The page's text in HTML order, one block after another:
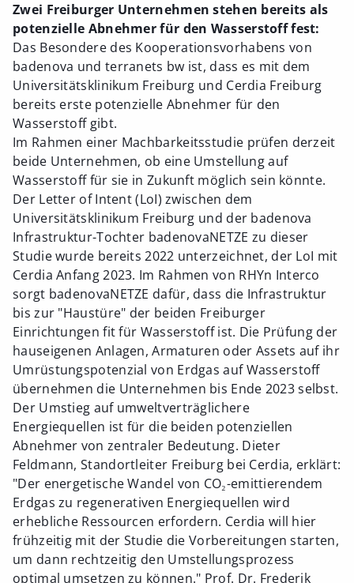
Zwei Freiburger Unternehmen stehen bereits als
potenzielle Abnehmer für den Wasserstoff fest:
Das Besondere des Kooperationsvorhabens von
badenova und terranets bw ist, dass es mit dem
Universitätsklinikum Freiburg und Cerdia Freiburg
bereits erste potenzielle Abnehmer für den
Wasserstoff gibt.
Im Rahmen einer Machbarkeitsstudie prüfen derzeit
beide Unternehmen, ob eine Umstellung auf
Wasserstoff für sie in Zukunft möglich sein könnte.
Der Letter of Intent (LoI) zwischen dem
Universitätsklinikum Freiburg und der badenova
Infrastruktur-Tochter badenovaNETZE zu dieser
Studie wurde bereits 2022 unterzeichnet, der LoI mit
Cerdia Anfang 2023. Im Rahmen von RHYn Interco
sorgt badenovaNETZE dafür, dass die Infrastruktur
bis zur "Haustüre" der beiden Freiburger
Einrichtungen fit für Wasserstoff ist. Die Prüfung der
hauseigenen Anlagen, Armaturen oder Assets auf ihr
Umrüstungspotenzial von Erdgas auf Wasserstoff
übernehmen die Unternehmen bis Ende 2023 selbst.
Der Umstieg auf umweltverträglichere
Energiequellen ist für die beiden potenziellen
Abnehmer von zentraler Bedeutung. Dieter
Feldmann, Standortleiter Freiburg bei Cerdia, erklärt:
"Der energetische Wandel von CO₂-emittierendem
Erdgas zu regenerativen Energiequellen wird
erhebliche Ressourcen erfordern. Cerdia will hier
frühzeitig mit der Studie die Vorbereitungen starten,
um dann rechtzeitig den Umstellungsprozess
optimal umsetzen zu können." Prof. Dr. Frederik